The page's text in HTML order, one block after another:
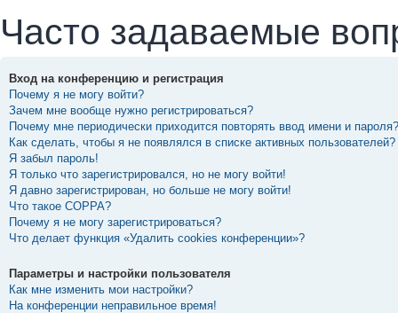
Часто задаваемые
Вход на конференцию и регистрация
Почему я не могу войти?
Зачем мне вообще нужно регистрироваться?
Почему мне периодически приходится повторять ввод имени и пароля?
Как сделать, чтобы я не появлялся в списке активных пользователей?
Я забыл пароль!
Я только что зарегистрировался, но не могу войти!
Я давно зарегистрирован, но больше не могу войти!
Что такое COPPA?
Почему я не могу зарегистрироваться?
Что делает функция «Удалить cookies конференции»?
Параметры и настройки пользователя
Как мне изменить мои настройки?
На конференции неправильное время!